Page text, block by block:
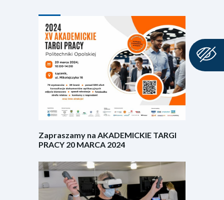
Zapraszamy na AKADEMICKIE TARGI
PRACY 20 MARCA 2024